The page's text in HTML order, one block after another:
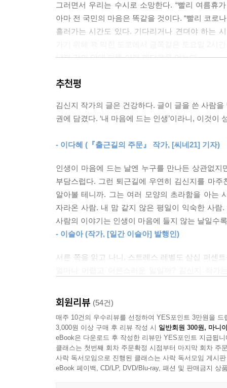
그렇지 않다. 나무는 나무의 시간을 살 뿐이다. 벚
연한 사실을 깨닫기 위해 그 주말 나는 꽉 막힌 도
--- p.97
그래서였구나. 즐거움을 가불해서였다. 여러분,
울 수 없고, 다음 날이 되면 이미 하루 치 즐거움
있었던 것이다. 하루 치로 할당된 즐거움을 당겨
--- p.117
그 시절 내가 제일 듣기 싫어했던 말은 “이런 건 나
준히 SNS에 올리는 그림에 흘낏 눈길 주며 하는
상점에서, 누군가 공들여 만든 것을 들었다 놓으
놓지 못하는 마음을 전혀 보지 않는 말들
--- p.193
양으로 “쩌, 저, 탕↗수육↘ 쏘스 흘러내리는 거 봐
“생일 잊어서 미안해, 근데 마음은 그런 게 아니었어
→ 진짜 마음이 있었다면 잊지 않았을 것이다. 매번
“섭섭하게 해서 미안해, 그러려고 했던 게 아닌데.”
→ 애초에 섭섭할 일을 만들지 않는 게 어땠을까.
“나 원래 이런 거 잘 못 하는 거 알잖아.”
그러면서 우리는 수시로 소망한다. “빨리 여름휴
아마 전 국민의 마음은 똑같을 것이다. “빨리 코로
흘러가는 시간도 있다. 기다리거나 견뎌야 하는
남편 강의 말에 퍼뜩 이런 깨달음을 얻는다.
당신의 ‘인생 삼합’은 무엇인가요?
불가항력의 상황이 매일 벌어지는 인생에서 실제
수행하며 하루하루를 성실히 살아 내는 직장인이
스스로를 ‘무난하고 야망 없는 사람’이라 말하
것이다. 호시절이란 무엇인가. 삶의 낙이 있는
맥주와 테라스, 산책을 꼽는다. 그리고 살며시 말
그를 복장 터지게 만들다가 울컥하게도 만드는
문장마다 배어 있는 온기에 책장을 넘기는 손끝까
추천평
김신지 작가의 글은 건강하다. 글이 글을 쓴 사람
권에 담겼다. ‘내 마음에 드는 인생’이라니, 이것이
- 이다혜 (『출근길의 주문』 작가, [씨네21] 기자)
인생이 마음에 드는 날엔 누구를 만나든 상관없
부담스럽다. 그런 퇴근길에 우연히 김신지를 마
알아볼 테니까. 그는 여러 모양의 초라함을 아는
자라온 사람. 내 맘 같지 않은 평일이 익숙한 사
사람의 이야기는 인생이 마음에 들지 않는 날일수
- 이슬아 (작가, [일간 이슬아] 발행인)
서른 쪽을 읽고 나니, 스트레스 레벨도 삼십 퍼센
- 정세랑 (소설가)
회원리뷰 (54건)
매주 10건의 우수리뷰를 선정하여 YES포인트 3만원을 드
3,000원 이상 구매 후 리뷰 작성 시 일반회원 300원, 마니
eBook은 다운로드 후 작성한 리뷰만 YES포인트 지급됩니
클래스는 첫번째 회차 주문확정 시점부터 마지막 회차 주
사락 독서모임으로 진행된 클래스는 사락 독서모임 게시
eBook 페이백, CD/LP, DVD/Blu-ray, 패션 및 판매금지 상